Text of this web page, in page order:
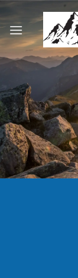
Przewiń
zawartości